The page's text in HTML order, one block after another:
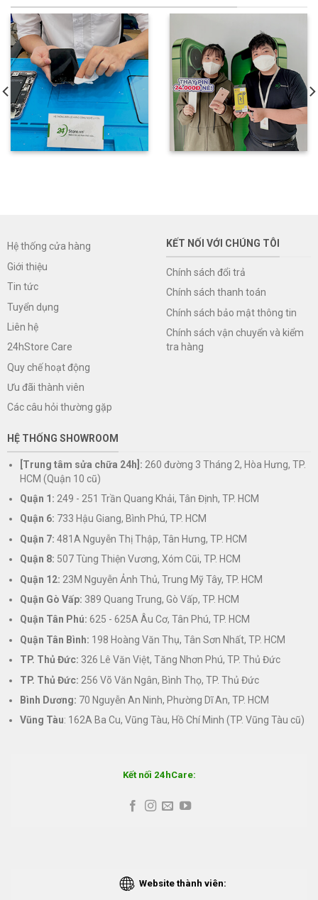
Hệ thống cửa hàng
Giới thiệu
Tin tức
Tuyển dụng
Liên hệ
24hStore Care
Quy chế hoạt động
Ưu đãi thành viên
Các câu hỏi thường gặp
KẾT NỐI VỚI CHÚNG TÔI
Chính sách đổi trả
Chính sách thanh toán
Chính sách bảo mật thông tin
Chính sách vận chuyển và kiểm
tra hàng
HỆ THỐNG SHOWROOM
[Trung tâm sửa chữa 24h]: 260 đường 3 Tháng 2, Hòa Hưng, TP.
HCM (Quận 10 cũ)
Quận 1: 249 - 251 Trần Quang Khải, Tân Định, TP. HCM
Quận 6: 733 Hậu Giang, Bình Phú, TP. HCM
Quận 7: 481A Nguyễn Thị Thập, Tân Hưng, TP. HCM
Quận 8: 507 Tùng Thiện Vương, Xóm Cũi, TP. HCM
Quận 12: 23M Nguyễn Ảnh Thủ, Trung Mỹ Tây, TP. HCM
Quận Gò Vấp: 389 Quang Trung, Gò Vấp, TP. HCM
Quận Tân Phú: 625 - 625A Âu Cơ, Tân Phú, TP. HCM
Quận Tân Bình: 198 Hoàng Văn Thụ, Tân Sơn Nhất, TP. HCM
TP. Thủ Đức: 326 Lê Văn Việt, Tăng Nhơn Phú, TP. Thủ Đức
TP. Thủ Đức: 256 Võ Văn Ngân, Bình Thọ, TP. Thủ Đức
Bình Dương: 70 Nguyễn An Ninh, Phường Dĩ An, TP. HCM
Vũng Tàu: 162A Ba Cu, Vũng Tàu, Hồ Chí Minh (TP. Vũng Tàu cũ)
Kết nối 24hCare:
Website thành viên: